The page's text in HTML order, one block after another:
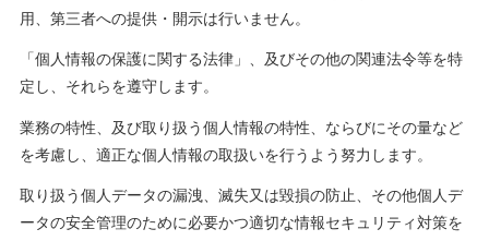
用、第三者への提供・開示は行いません。
「個人情報の保護に関する法律」、及びその他の関連法令等を特
定し、それらを遵守します。
業務の特性、及び取り扱う個人情報の特性、ならびにその量など
を考慮し、適正な個人情報の取扱いを行うよう努力します。
取り扱う個人データの漏洩、滅失又は毀損の防止、その他個人デ
ータの安全管理のために必要かつ適切な情報セキュリティ対策を